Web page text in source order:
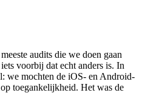
audits die we doen gaan
voorbij dat echt anders is. In
we mochten de iOS- en Android-
toegankelijkheid. Het was de